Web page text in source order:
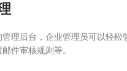
理后台，企业管理员可以轻松
件审核规则等。